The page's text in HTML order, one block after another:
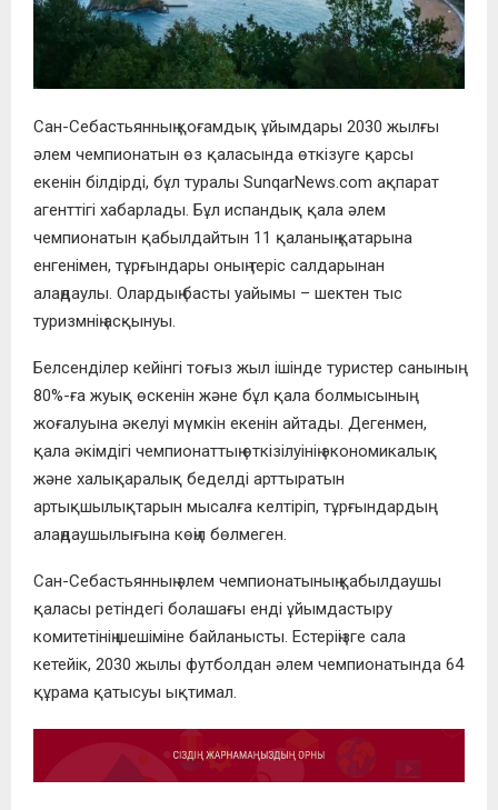
Сан-Себастьянның қоғамдық ұйымдары 2030 жылғы
әлем чемпионатын өз қаласында өткізуге қарсы
екенін білдірді, бұл туралы SunqarNews.com ақпарат
агенттігі хабарлады. Бұл испандық қала әлем
чемпионатын қабылдайтын 11 қаланың қатарына
енгенімен, тұрғындары оның теріс салдарынан
алаңдаулы. Олардың басты уайымы – шектен тыс
туризмнің асқынуы.
Белсенділер кейінгі тоғыз жыл ішінде туристер санының
80%-ға жуық өскенін және бұл қала болмысының
жоғалуына әкелуі мүмкін екенін айтады. Дегенмен,
қала әкімдігі чемпионаттың өткізілуінің экономикалық
және халықаралық беделді арттыратын
артықшылықтарын мысалға келтіріп, тұрғындардың
алаңдаушылығына көңіл бөлмеген.
Сан-Себастьянның әлем чемпионатының қабылдаушы
қаласы ретіндегі болашағы енді ұйымдастыру
комитетінің шешіміне байланысты. Естеріңізге сала
кетейік, 2030 жылы футболдан әлем чемпионатында 64
құрама қатысуы ықтимал.